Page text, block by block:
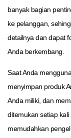
banyak bagian
ke pelanggan,
detailnya dan dapat
Anda berkembang.
Saat Anda
menyimpan produk
Anda miliki, dan
ditemukan setiap
memudahkan